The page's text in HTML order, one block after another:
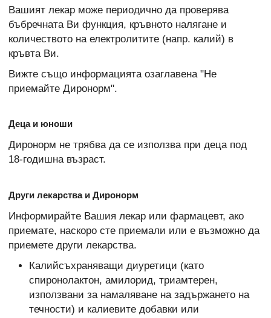
Вашият лекар може периодично да проверява
бъбречната Ви функция, кръвното налягане и
количеството на електролитите (напр. калий) в
кръвта Ви.
Вижте също информацията озаглавена "Не
приемайте Диронорм".
Деца и юноши
Диронорм не трябва да се използва при деца под
18-годишна възраст.
Други лекарства и Диронорм
Информирайте Вашия лекар или фармацевт, ако
приемате, наскоро сте приемали или е възможно да
приемете други лекарства.
Калийсъхраняващи диуретици (като
спиронолактон, амилорид, триамтерен,
използвани за намаляване на задържането на
течности) и калиевите добавки или